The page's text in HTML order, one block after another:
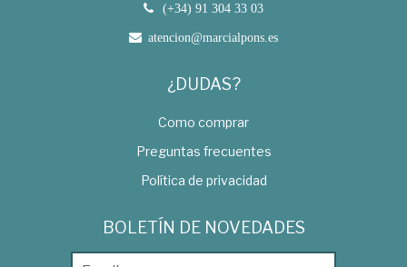
(+34) 91 304 33 03
atencion@marcialpons.es
¿DUDAS?
Como comprar
Preguntas frecuentes
Política de privacidad
BOLETÍN DE NOVEDADES